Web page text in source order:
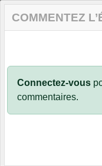
COMMENTEZ
Connectez-vous
commentaires.